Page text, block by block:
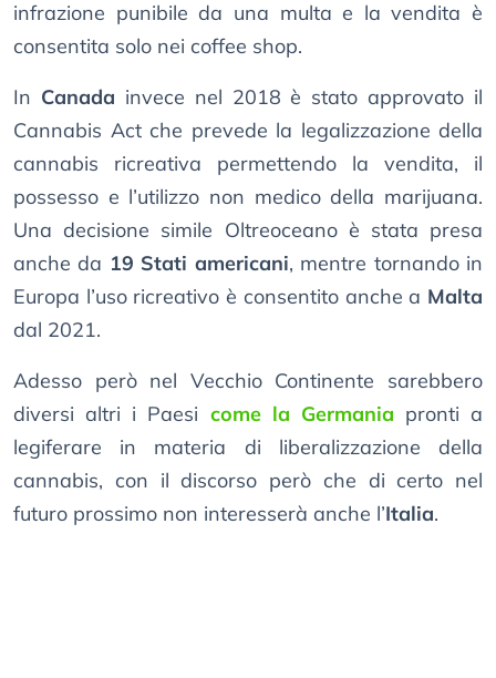
infrazione punibile da una multa e la vendita è
consentita solo nei coffee shop.
In Canada invece nel 2018 è stato approvato il
Cannabis Act che prevede la legalizzazione della
cannabis ricreativa permettendo la vendita, il
possesso e l’utilizzo non medico della marijuana.
Una decisione simile Oltreoceano è stata presa
anche da 19 Stati americani, mentre tornando in
Europa l’uso ricreativo è consentito anche a Malta
dal 2021.
Adesso però nel Vecchio Continente sarebbero
diversi altri i Paesi come la Germania pronti a
legiferare in materia di liberalizzazione della
cannabis, con il discorso però che di certo nel
futuro prossimo non interesserà anche l’Italia.